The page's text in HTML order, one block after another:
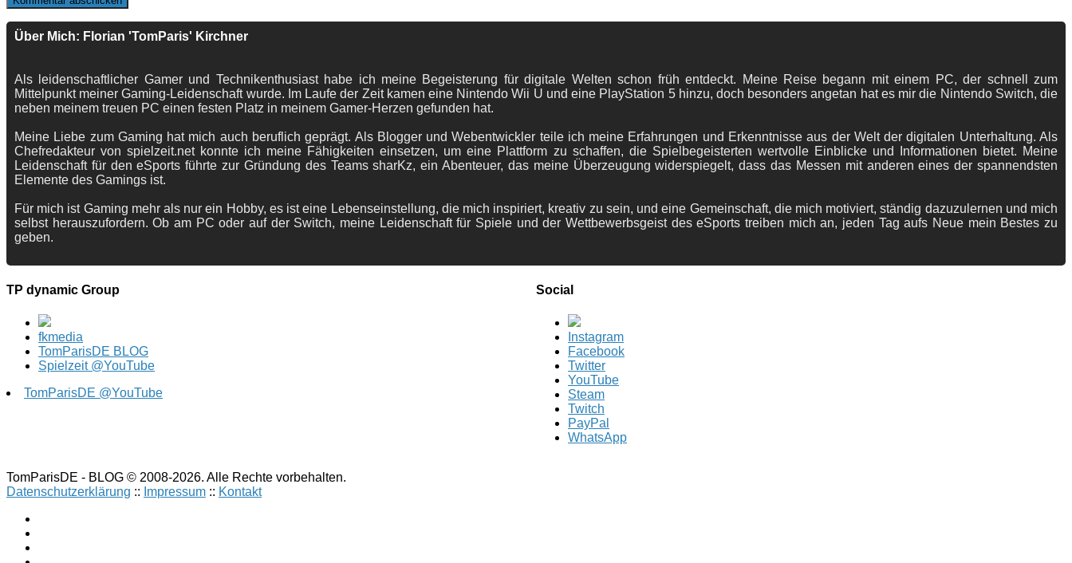
Über Mich: Florian 'TomParis' Kirchner
Als leidenschaftlicher Gamer und Technikenthusiast habe ich meine Begeisterung für digitale Welten schon früh entdeckt. Meine Reise begann mit einem PC, der schnell zum
Mittelpunkt meiner Gaming-Leidenschaft wurde. Im Laufe der Zeit kamen eine Nintendo Wii U und eine PlayStation 5 hinzu, doch besonders angetan hat es mir die Nintendo Switch, die
neben meinem treuen PC einen festen Platz in meinem Gamer-Herzen gefunden hat.
Meine Liebe zum Gaming hat mich auch beruflich geprägt. Als Blogger und Webentwickler teile ich meine Erfahrungen und Erkenntnisse aus der Welt der digitalen Unterhaltung. Als
Chefredakteur von spielzeit.net konnte ich meine Fähigkeiten einsetzen, um eine Plattform zu schaffen, die Spielbegeisterten wertvolle Einblicke und Informationen bietet. Meine
Leidenschaft für den eSports führte zur Gründung des Teams sharKz, ein Abenteuer, das meine Überzeugung widerspiegelt, dass das Messen mit anderen eines der spannendsten
Elemente des Gamings ist.
Für mich ist Gaming mehr als nur ein Hobby, es ist eine Lebenseinstellung, die mich inspiriert, kreativ zu sein, und eine Gemeinschaft, die mich motiviert, ständig dazuzulernen und mich
selbst herauszufordern. Ob am PC oder auf der Switch, meine Leidenschaft für Spiele und der Wettbewerbsgeist des eSports treiben mich an, jeden Tag aufs Neue mein Bestes zu
geben.
TP dynamic Group
fkmedia
TomParisDE BLOG
Spielzeit @YouTube
TomParisDE @YouTube
Social
Instagram
Facebook
Twitter
YouTube
Steam
Twitch
PayPal
WhatsApp
TomParisDE - BLOG © 2008-2026. Alle Rechte vorbehalten.
Datenschutzerklärung :: Impressum :: Kontakt